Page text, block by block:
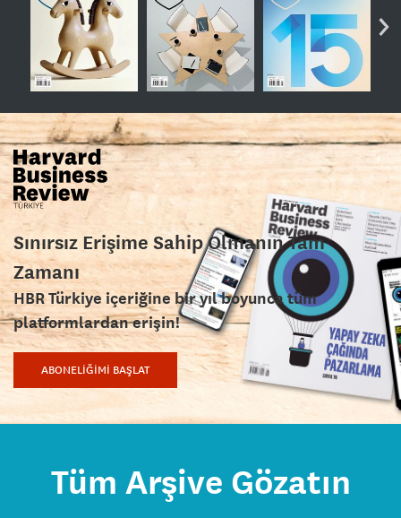
›
Sınırsız Erişime Sahip Olmanın Tam
Zamanı
HBR Türkiye içeriğine bir yıl boyunca tüm
platformlardan erişin!
ABONELİĞİMİ BAŞLAT
Tüm Arşive Gözatın